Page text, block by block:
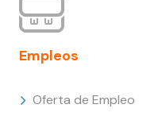
Empleos
Oferta de Empleo